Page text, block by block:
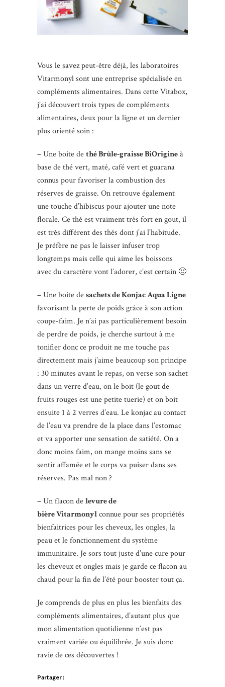
Vous le savez peut-être déjà, les laboratoires
Vitarmonyl sont une entreprise spécialisée en
compléments alimentaires. Dans cette Vitabox,
j’ai découvert trois types de compléments
alimentaires, deux pour la ligne et un dernier
plus orienté soin :
– Une boite dethé Brûle-graisse BiOrigineà
base de thé vert, maté, café vert et guarana
connus pour favoriser la combustion des
réserves de graisse. On retrouve également
une touche d’hibiscus pour ajouter une note
florale. Ce thé est vraiment très fort en gout, il
est très différent des thés dont j’ai l’habitude.
Je préfère ne pas le laisser infuser trop
longtemps mais celle qui aime les boissons
avec du caractère vont l’adorer, c’est certain 🙂
– Une boite desachets de Konjac Aqua Ligne
favorisant la perte de poids grâce à son action
coupe-faim. Je n’ai pas particulièrement besoin
de perdre de poids, je cherche surtout à me
tonifier donc ce produit ne me touche pas
directement mais j’aime beaucoup son principe
: 30 minutes avant le repas, on verse son sachet
dans un verre d’eau, on le boit (le gout de
fruits rouges est une petite tuerie) et on boit
ensuite 1 à 2 verres d’eau. Le konjac au contact
de l’eau va prendre de la place dans l’estomac
et va apporter une sensation de satiété. On a
donc moins faim, on mange moins sans se
sentir affamée et le corps va puiser dans ses
réserves. Pas mal non ?
– Un flacon delevure de
bière Vitarmonylconnue pour ses propriétés
bienfaitrices pour les cheveux, les ongles, la
peau et le fonctionnement du système
immunitaire. Je sors tout juste d’une cure pour
les cheveux et ongles mais je garde ce flacon au
chaud pour la fin de l’été pour booster tout ça.
Je comprends de plus en plus les bienfaits des
compléments alimentaires, d’autant plus que
mon alimentation quotidienne n’est pas
vraiment variée ou équilibrée. Je suis donc
ravie de ces découvertes !
Partager :